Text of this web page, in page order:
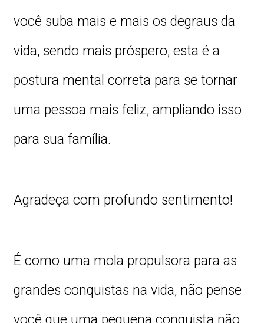
você suba mais e mais os degraus da
vida, sendo mais próspero, esta é a
postura mental correta para se tornar
uma pessoa mais feliz, ampliando isso
para sua família.
Agradeça com profundo sentimento!
É como uma mola propulsora para as
grandes conquistas na vida, não pense
você que uma pequena conquista não